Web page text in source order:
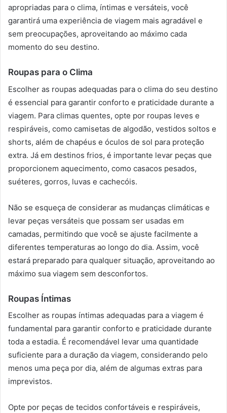
apropriadas para o clima, íntimas e versáteis, você
garantirá uma experiência de viagem mais agradável e
sem preocupações, aproveitando ao máximo cada
momento do seu destino.
Roupas para o Clima
Escolher as roupas adequadas para o clima do seu destino
é essencial para garantir conforto e praticidade durante a
viagem. Para climas quentes, opte por roupas leves e
respiráveis, como camisetas de algodão, vestidos soltos e
shorts, além de chapéus e óculos de sol para proteção
extra. Já em destinos frios, é importante levar peças que
proporcionem aquecimento, como casacos pesados,
suéteres, gorros, luvas e cachecóis.
Não se esqueça de considerar as mudanças climáticas e
levar peças versáteis que possam ser usadas em
camadas, permitindo que você se ajuste facilmente a
diferentes temperaturas ao longo do dia. Assim, você
estará preparado para qualquer situação, aproveitando ao
máximo sua viagem sem desconfortos.
Roupas Íntimas
Escolher as roupas íntimas adequadas para a viagem é
fundamental para garantir conforto e praticidade durante
toda a estadia. É recomendável levar uma quantidade
suficiente para a duração da viagem, considerando pelo
menos uma peça por dia, além de algumas extras para
imprevistos.
Opte por peças de tecidos confortáveis e respiráveis,